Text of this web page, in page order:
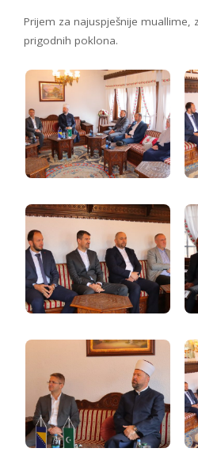
Prijem za najuspješnije muallime,
prigodnih poklona.